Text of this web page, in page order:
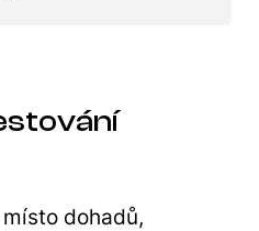
dohadů,